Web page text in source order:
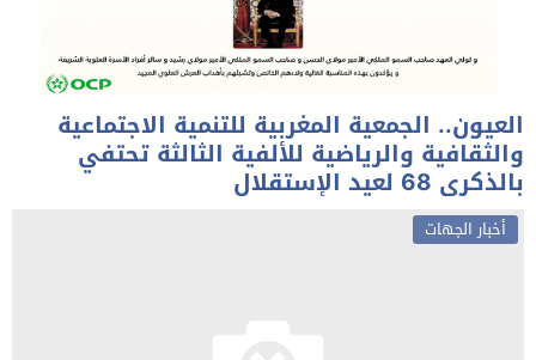
العيون.. الجمعية المغربية للتنمية الاجتماعية
والثقافية والرياضية للألفية الثالثة تحتفي
بالذكرى 68 لعيد الإستقلال
أخبار الجهات